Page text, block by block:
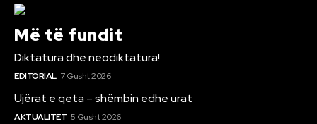
Më të fundit
Diktatura dhe neodiktatura!
EDITORIAL 7 Gusht 2026
Ujërat e qeta – shëmbin edhe urat
AKTUALITET 5 Gusht 2026